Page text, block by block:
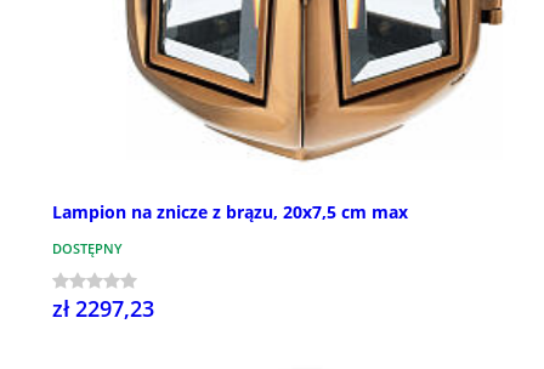
Lampion na znicze z brązu, 20x7,5 cm max
DOSTĘPNY
zł 2297,23